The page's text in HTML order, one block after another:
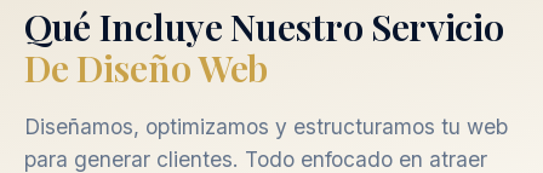
Qué Incluye Nuestro Servicio
De Diseño Web
Diseñamos, optimizamos y estructuramos tu web
para generar clientes. Todo enfocado en atraer